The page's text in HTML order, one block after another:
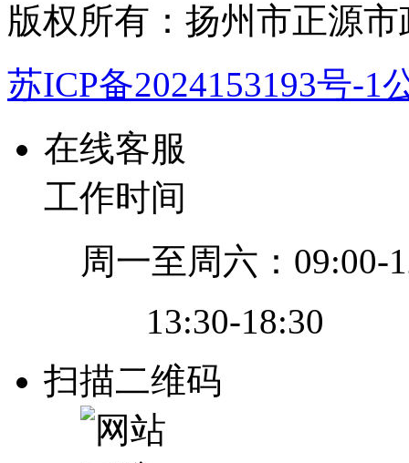
版权所有：扬州市正源
苏ICP备2024153193号-1
在线客服
工作时间
周一至周六：09:00-
13:30-18:30
扫描二维码